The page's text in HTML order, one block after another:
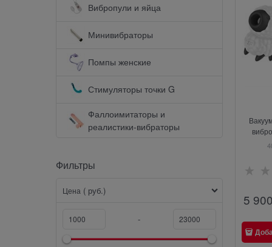
Вибропули и яйца
Минивибраторы
Помпы женские
Стимуляторы точки G
Фаллоимитаторы и
реалистики-вибраторы
Фильтры
Цена ( руб.)
-
5 900